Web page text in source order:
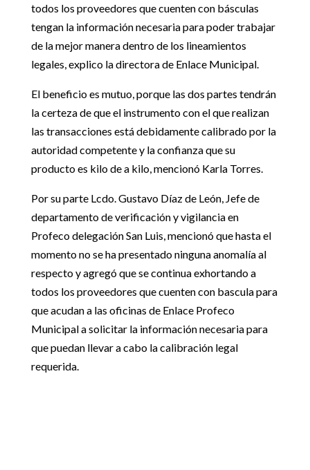
todos los proveedores que cuenten con básculas
tengan la información necesaria para poder trabajar
de la mejor manera dentro de los lineamientos
legales, explico la directora de Enlace Municipal.
El beneficio es mutuo, porque las dos partes tendrán
la certeza de que el instrumento con el que realizan
las transacciones está debidamente calibrado por la
autoridad competente y la confianza que su
producto es kilo de a kilo, mencionó Karla Torres.
Por su parte Lcdo. Gustavo Díaz de León, Jefe de
departamento de verificación y vigilancia en
Profeco delegación San Luis, mencionó que hasta el
momento no se ha presentado ninguna anomalía al
respecto y agregó que se continua exhortando a
todos los proveedores que cuenten con bascula para
que acudan a las oficinas de Enlace Profeco
Municipal a solicitar la información necesaria para
que puedan llevar a cabo la calibración legal
requerida.